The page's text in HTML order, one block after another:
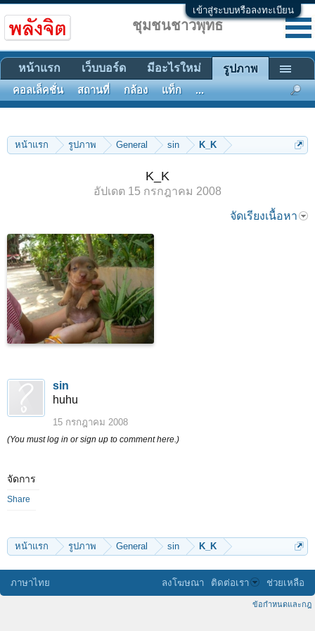
เข้าสู่ระบบหรือลงทะเบียน
หน้าแรก รูปภาพ General sin K_K
K_K
อัปเดต 15 กรกฎาคม 2008
จัดเรียงเนื้อหา
sin
huhu
15 กรกฎาคม 2008
(You must log in or sign up to comment here.)
จัดการ
Share
หน้าแรก รูปภาพ General sin K_K
ชุมชนชาวพุทธ
หน้าแรก เว็บบอร์ด มีอะไรใหม่ รูปภาพ
คอลเล็คชั่น สถานที่ กล้อง แท็ก ...
ภาษาไทย ลงโฆษณา ติดต่อเรา ช่วยเหลือ
ข้อกำหนดและกฎ